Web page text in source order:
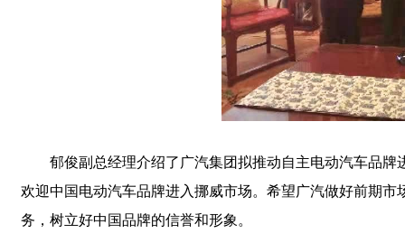
郁俊副总经理介绍了广汽集团拟推动自主电动汽车品
欢迎中国电动汽车品牌进入挪威市场。希望广汽做好前期
务，树立好中国品牌的信誉和形象。